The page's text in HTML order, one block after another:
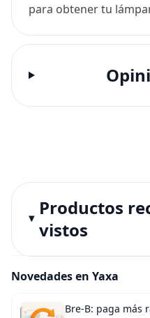
para obtener tu
Productos
vistos
Novedades en Yaxa
Bre-B: paga más